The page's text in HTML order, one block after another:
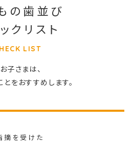
の歯並び
クリスト
LIST
子さまは、
をおすすめします。
摘を受けた